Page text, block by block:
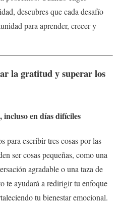
descubres que cada desafío
para aprender, crecer y
la gratitud y superar los
en días difíciles
para escribir tres cosas por las
ser cosas pequeñas, como una
agradable o una taza de
te ayudará a redirigir tu enfoque
tu bienestar emocional.